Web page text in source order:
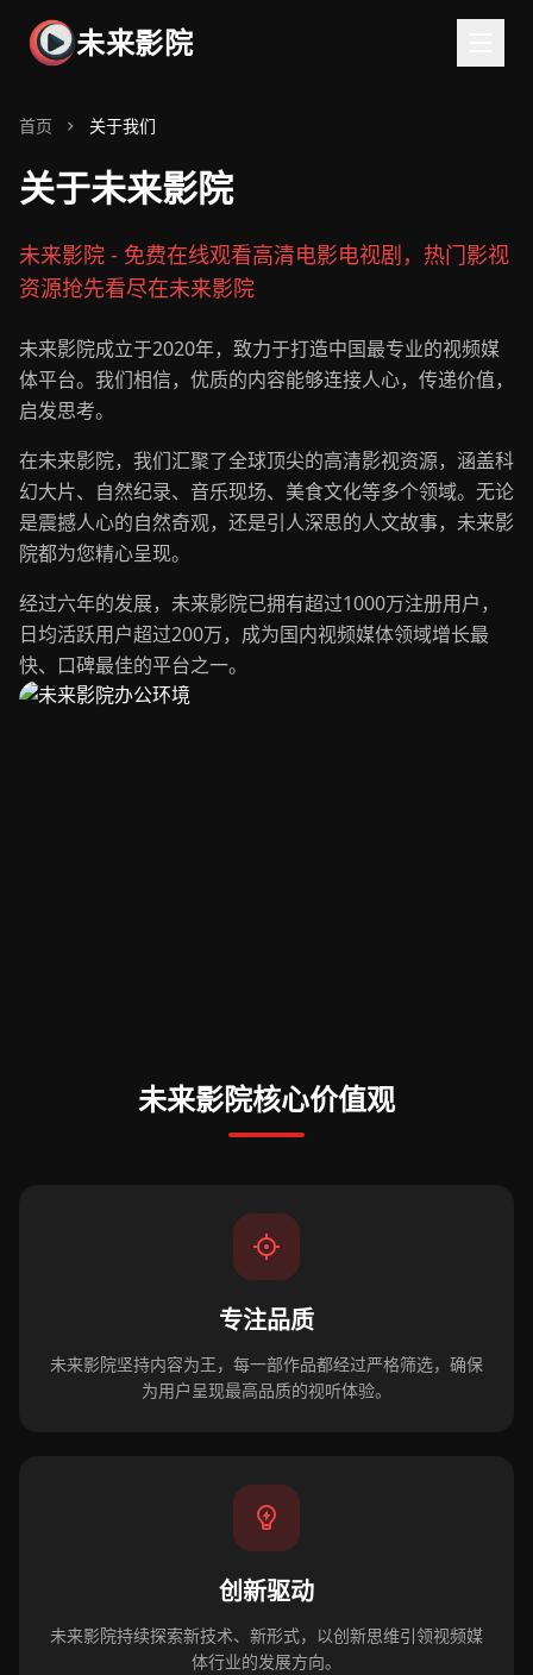
未来影院
首页 关于我们
关于未来影院
未来影院 - 免费在线观看高清电影电视剧，热门影视
资源抢先看尽在未来影院
未来影院成立于2020年，致力于打造中国最专业的视频媒
体平台。我们相信，优质的内容能够连接人心，传递价值，
启发思考。
在未来影院，我们汇聚了全球顶尖的高清影视资源，涵盖科
幻大片、自然纪录、音乐现场、美食文化等多个领域。无论
是震撼人心的自然奇观，还是引人深思的人文故事，未来影
院都为您精心呈现。
经过六年的发展，未来影院已拥有超过1000万注册用户，
日均活跃用户超过200万，成为国内视频媒体领域增长最
快、口碑最佳的平台之一。
未来影院核心价值观
专注品质
未来影院坚持内容为王，每一部作品都经过严格筛选，确保
为用户呈现最高品质的视听体验。
创新驱动
未来影院持续探索新技术、新形式，以创新思维引领视频媒
体行业的发展方向。